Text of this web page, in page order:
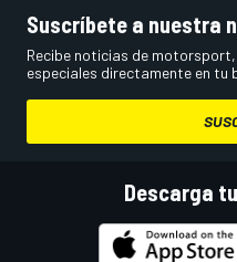
Suscríbete a nuestra
Recibe noticias de
especiales directamente en tu
Descarga